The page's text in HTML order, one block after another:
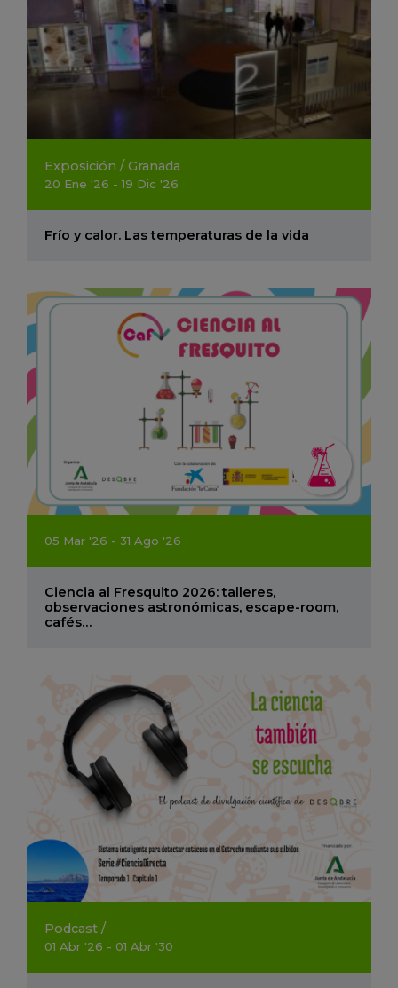
Exposición / Granada
20 Ene '26 - 19 Dic '26
Frío y calor. Las temperaturas de la vida
05 Mar '26 - 31 Ago '26
Ciencia al Fresquito 2026: talleres,
observaciones astronómicas, escape-room,
cafés…
Podcast /
01 Abr '26 - 01 Abr '30